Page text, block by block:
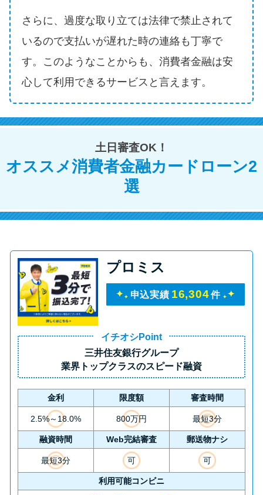
年収が低い＆他社借入があると
落ちる？バンクイックの口コミ
合わせ先とシーン別の問い合わ
せ方法
さらに、過度な取り立ては法律で禁止されて
いるので支払いが遅れた時の連絡も丁寧で
す。このようなことからも、消費者金融は安
心して利用できるサービスと言えます。
土日審査OK！
オススメ消費者金融カードローン2
選
プロミス
申込実績 16,304 件
イチオシPoint
三井住友銀行グループ
業界トップクラスのスピード融資
金利 限度額 審査時間
2.5%～18.0% 800万円 最短3分
融資時間 Web完結審査 郵送物ナシ
最短3分 可 可
利用可能コンビニ